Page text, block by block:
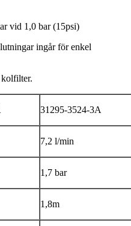
vid 1,0 bar (15psi)
ingår för enkel
31295-3524-3A
7,2 l/min
1,7 bar
1,8m